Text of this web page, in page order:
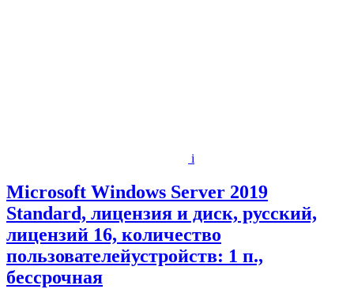
i
Microsoft Windows Server 2019
Standard, лицензия и диск, русский,
лицензий 16, количество
пользователейустройств: 1 п.,
бессрочная